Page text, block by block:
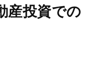
産投資での